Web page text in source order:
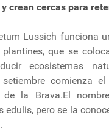
crean cercas para
Lussich funciona
que se
ecosistemas
comienza
de la Brava.El
edulis, pero se la